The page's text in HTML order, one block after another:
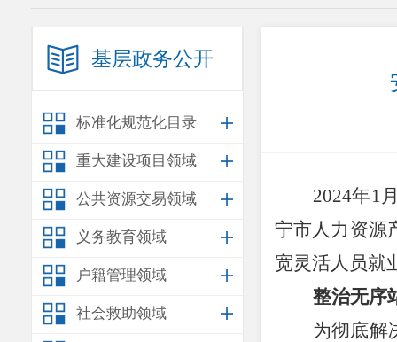
基层政务公开
标准化规范化目录
重大建设项目领域
公共资源交易领域
义务教育领域
户籍管理领域
社会救助领域
2024年1
宁市人力资源
宽灵活人员就
整治无序
为彻底解